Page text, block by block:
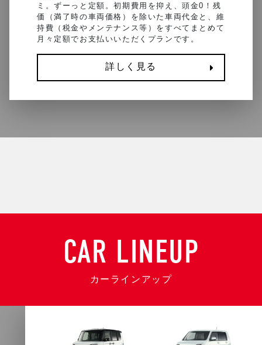
ミ。ずーっと定額。初期費用を抑え、頭金0！残
価（満了時の車両価格）を除いた車両代金と、維
持費（税金やメンテナンス等）をすべてまとめて
月々定額でお支払いいただくプランです。
詳しく見る
CAR LINEUP
カーラインアップ